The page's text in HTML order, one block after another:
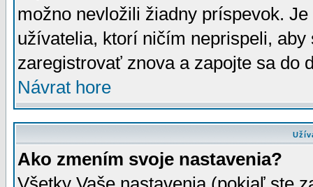
možno nevložili žiadny príspevok.
užívatelia, ktorí ničím neprispeli,
zaregistrovať znova a zapojte sa do
Návrat hore
Ako zmením svoje nastavenia?